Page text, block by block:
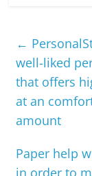
←
well-liked
that offers
at an
amount
Paper help
in order to